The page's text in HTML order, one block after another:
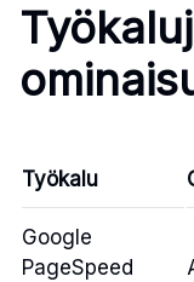
Työkalu
Google
PageSpeed